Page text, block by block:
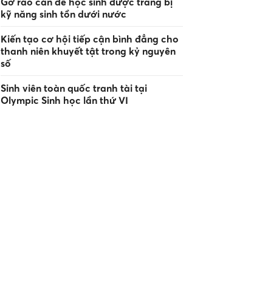
kỹ năng sinh tồn dưới nước
Kiến tạo cơ hội tiếp cận bình đẳng cho
thanh niên khuyết tật trong kỷ nguyên
số
Sinh viên toàn quốc tranh tài tại
Olympic Sinh học lần thứ VI